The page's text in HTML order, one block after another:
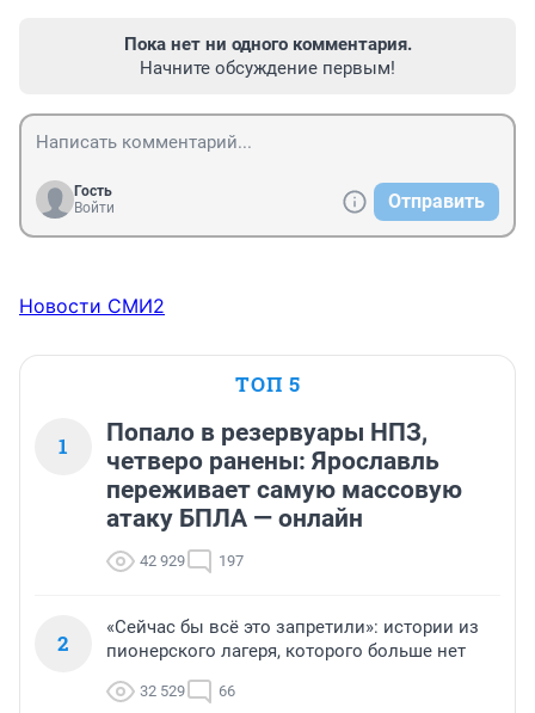
Пока нет ни одного комментария.
Начните обсуждение первым!
Гость
Войти
Отправить
Новости СМИ2
ТОП 5
1
Попало в резервуары НПЗ,
четверо ранены: Ярославль
переживает самую массовую
атаку БПЛА — онлайн
42 929 197
2
«Сейчас бы всё это запретили»: истории из
пионерского лагеря, которого больше нет
32 529 66